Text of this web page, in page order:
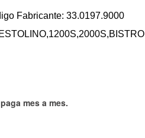
Fabricante: 33.0197.9000
mes a mes.